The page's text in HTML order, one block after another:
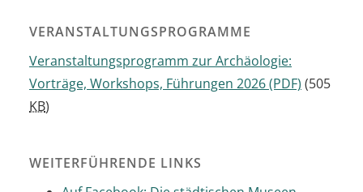
VERANSTALTUNGSPROGRAMME
Veranstaltungsprogramm zur Archäologie:
Vorträge, Workshops, Führungen 2026(PDF) (505
KB)
WEITERFÜHRENDE LINKS